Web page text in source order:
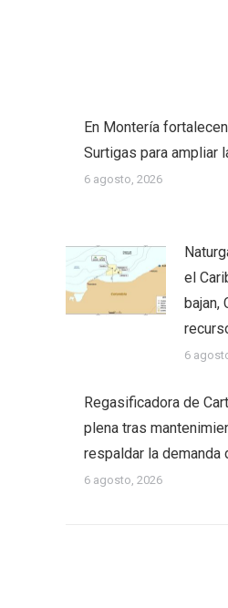
En Montería
Surtigas para ampliar
6 agosto, 2026
el
bajan,
6
Regasificadora de
plena tras
respaldar la demanda
6 agosto, 2026